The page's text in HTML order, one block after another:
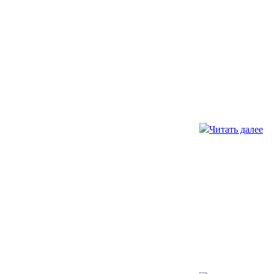
Читать далее